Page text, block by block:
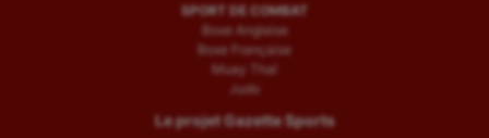
SPORT DE COMBAT
Boxe Anglaise
Boxe Française
Muay Thaï
Judo
Le projet Gazette Sports